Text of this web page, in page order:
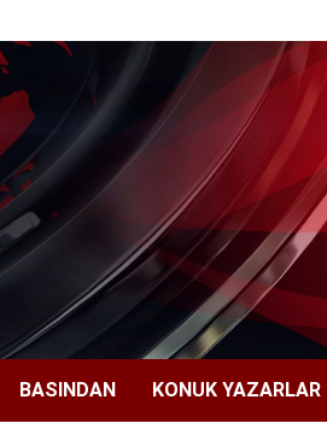
BASINDAN KONUK YAZARLAR